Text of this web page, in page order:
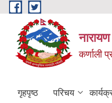
Skip to main content
कर्णाली
गृहपृष्ठ परिचय